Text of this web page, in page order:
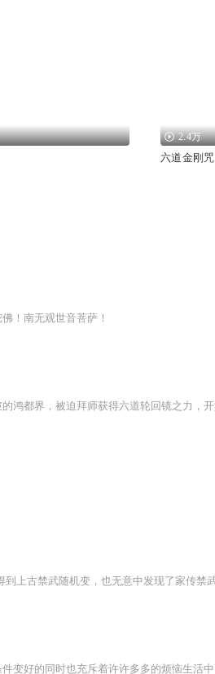
2.4万
六道金刚咒
！南无观世音菩萨！